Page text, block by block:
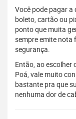
Você pode pagar a
boleto, cartão ou
ponto que muita
sempre emite nota
segurança.
Então, ao escolher
Poá, vale muito
bastante pra que
nenhuma dor de